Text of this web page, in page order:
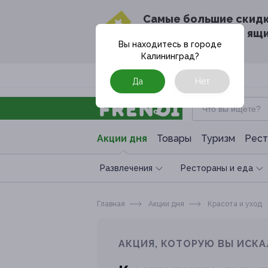
Cамые большие
в твоём почтовом
Москва
Акции дня Товары Туризм
Развлечения Рестораны и еда
Вы находитесь в городе
Калининград?
Да Нет
Главная Акции дня Красота и уход
АКЦИЯ, КОТОРУЮ ВЫ